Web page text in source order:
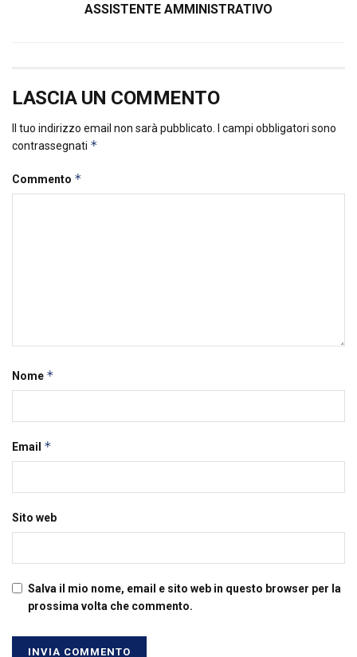
ASSISTENTE AMMINISTRATIVO
LASCIA UN COMMENTO
Il tuo indirizzo email non sarà pubblicato. I campi obbligatori sono
contrassegnati *
Commento *
Nome *
Email *
Sito web
Salva il mio nome, email e sito web in questo browser per la
prossima volta che commento.